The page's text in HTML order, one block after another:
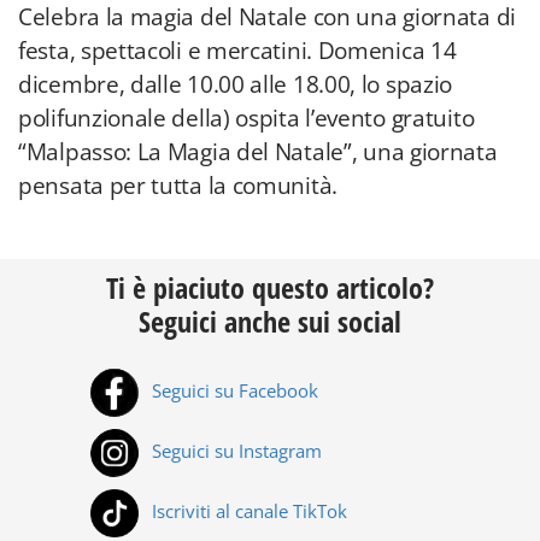
Celebra la magia del Natale con una giornata di
festa, spettacoli e mercatini. Domenica 14
dicembre, dalle 10.00 alle 18.00, lo spazio
polifunzionale della) ospita l’evento gratuito
“Malpasso: La Magia del Natale”, una giornata
pensata per tutta la comunità.
Ti è piaciuto questo articolo?
Seguici anche sui social
Seguici su Facebook
Seguici su Instagram
Iscriviti al canale TikTok